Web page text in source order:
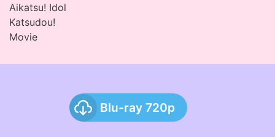
Aikatsu! Idol
Katsudou!
Movie
Blu-ray 720p